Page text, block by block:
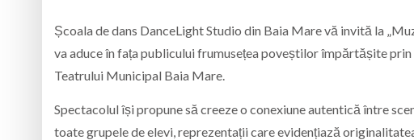
Școala de dans DanceLight Studio din Baia Mare vă invită la
va aduce în fața publicului frumusețea poveștilor împărtășite prin
Teatrului Municipal Baia Mare.
Spectacolul își propune să creeze o conexiune autentică între
toate grupele de elevi, reprezentații care evidențiază